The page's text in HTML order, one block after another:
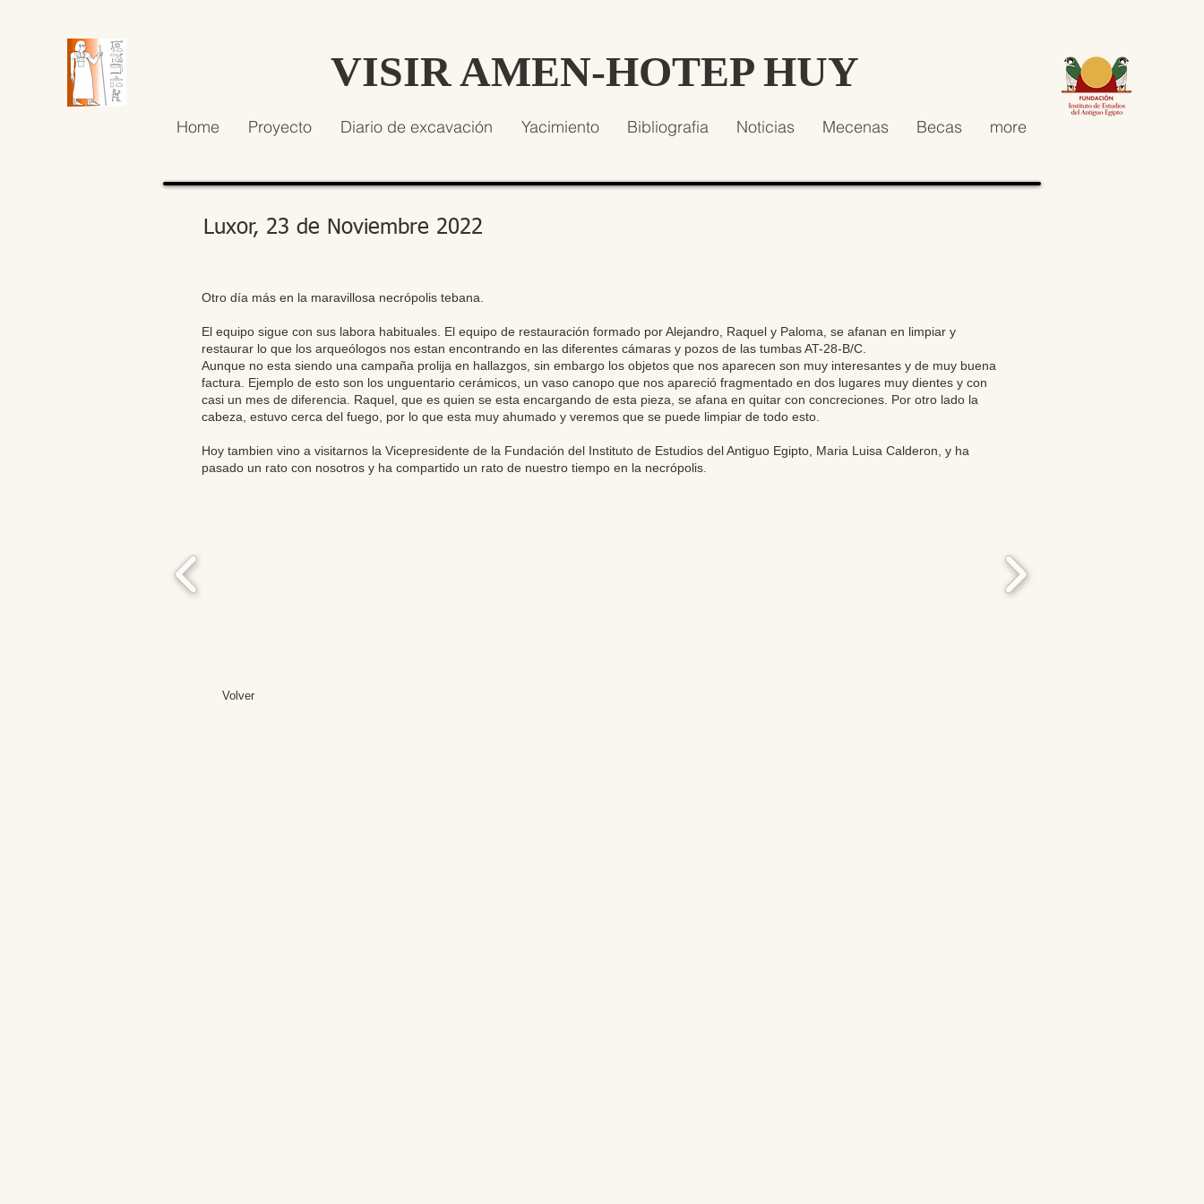
VISIR AMEN-HOTEP HUY
Home Proyecto Diario de excavación Yacimiento Bibliografia Noticias Mecenas Becas more
Luxor, 23 de Noviembre 2022
Otro día más en la maravillosa necrópolis tebana.
El equipo sigue con sus labora habituales. El equipo de restauración formado por Alejandro, Raquel y Paloma, se afanan en limpiar y
restaurar lo que los arqueólogos nos estan encontrando en las diferentes cámaras y pozos de las tumbas AT-28-B/C.
Aunque no esta siendo una campaña prolija en hallazgos, sin embargo los objetos que nos aparecen son muy interesantes y de muy buena
factura. Ejemplo de esto son los unguentario cerámicos, un vaso canopo que nos apareció fragmentado en dos lugares muy dientes y con
casi un mes de diferencia. Raquel, que es quien se esta encargando de esta pieza, se afana en quitar con concreciones. Por otro lado la
cabeza, estuvo cerca del fuego, por lo que esta muy ahumado y veremos que se puede limpiar de todo esto.
Hoy tambien vino a visitarnos la Vicepresidente de la Fundación del Instituto de Estudios del Antiguo Egipto, Maria Luisa Calderon, y ha
pasado un rato con nosotros y ha compartido un rato de nuestro tiempo en la necrópolis.
Volver